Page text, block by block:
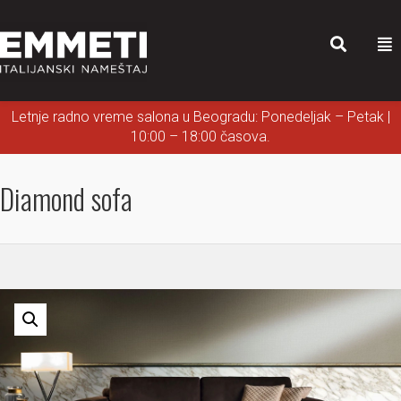
Letnje radno vreme salona u Beogradu: Ponedeljak – Petak |
10:00 – 18:00 časova.
Diamond sofa